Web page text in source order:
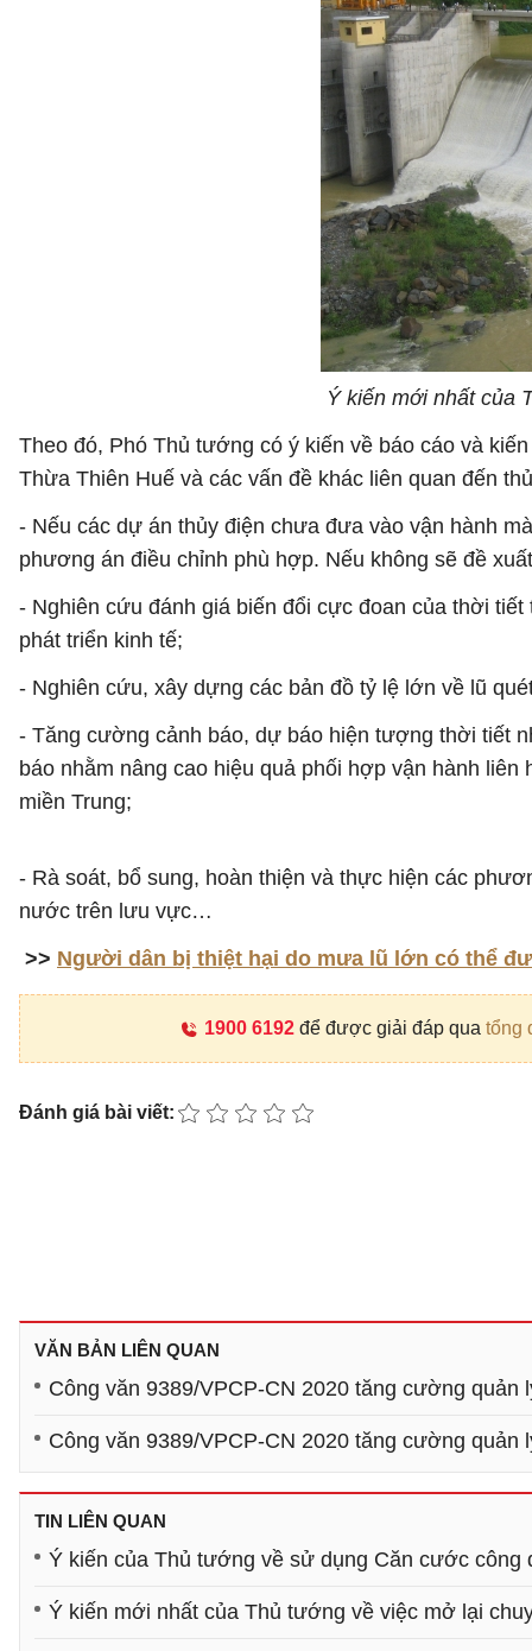
Ý kiến mới nhất của
Theo đó, Phó Thủ tướng có ý kiến về báo cáo và
Thừa Thiên Huế và các vấn đề khác liên quan đến
- Nếu các dự án thủy điện chưa đưa vào vận hành
phương án điều chỉnh phù hợp. Nếu không sẽ đề
- Nghiên cứu đánh giá biến đổi cực đoan của thời
phát triển kinh tế;
- Nghiên cứu, xây dựng các bản đồ tỷ lệ lớn về lũ
- Tăng cường cảnh báo, dự báo hiện tượng thời tiết
báo nhằm nâng cao hiệu quả phối hợp vận hành
miền Trung;
- Rà soát, bổ sung, hoàn thiện và thực hiện các
nước trên lưu vực…
>> Người dân bị thiệt hại do mưa lũ lớn có thể
1900 6192để được giải đáp qua tổng
Đánh giá bài viết:
VĂN BẢN LIÊN QUAN
Công văn 9389/VPCP-CN 2020 tăng cường quản
Công văn 9389/VPCP-CN 2020 tăng cường quản
TIN LIÊN QUAN
Ý kiến của Thủ tướng về sử dụng Căn cước công
Ý kiến mới nhất của Thủ tướng về việc mở lại